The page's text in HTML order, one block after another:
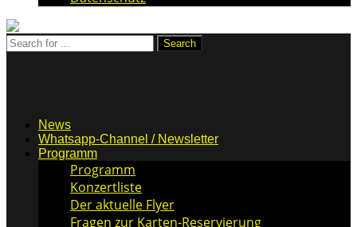
News
Whatsapp-Channel / Newsletter
Programm
Programm
Konzertliste
Der aktuelle Flyer
Fragen zur Karten-Reservierung